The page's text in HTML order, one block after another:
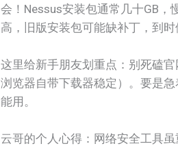
会！Nessus安装包通常几十GB
高，旧版安装包可能缺补丁，到
这里给新手朋友划重点：别死磕
浏览器自带下载器稳定）。要是
能用。
云哥的个人心得：网络安全工具